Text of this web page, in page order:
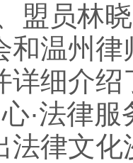
盟员林
和温州
细介绍
·法律
法律文